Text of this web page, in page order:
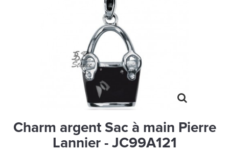
SWAROVSKI
BONNES AFFAIRES
CARTES CADEAUX
IDÉE CADEAUX
QUI SOMMES NOUS
Charm argent Sac à main Pierre
Lannier - JC99A121